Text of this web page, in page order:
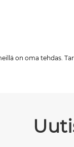
on oma tehdas.